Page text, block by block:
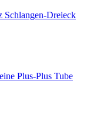
Schlangen-Dreieck
Plus-Plus Tube